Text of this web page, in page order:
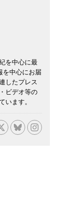
を中心に最
を中心にお届
したプレス
ビデオ等の
います。